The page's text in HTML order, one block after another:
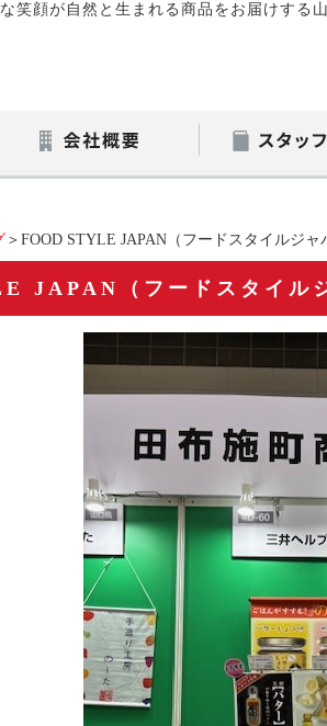
笑顔が自然と生まれる商品をお届けする
＞FOOD STYLE JAPAN（フードスタイルジャ
JAPAN（フードスタイル